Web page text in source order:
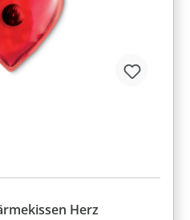
Herz